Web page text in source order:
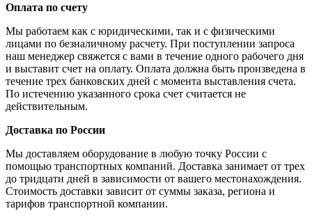
Оплата по счету
Мы работаем как с юридическими, так и с физическими
лицами по безналичному расчету. При поступлении запроса
наш менеджер свяжется с вами в течение одного рабочего дня
и выставит счет на оплату. Оплата должна быть произведена в
течение трех банковских дней с момента выставления счета.
По истечению указанного срока счет считается не
действительным.
Доставка по России
Мы доставляем оборудование в любую точку России с
помощью транспортных компаний. Доставка занимает от трех
до тридцати дней в зависимости от вашего местонахождения.
Стоимость доставки зависит от суммы заказа, региона и
тарифов транспортной компании.